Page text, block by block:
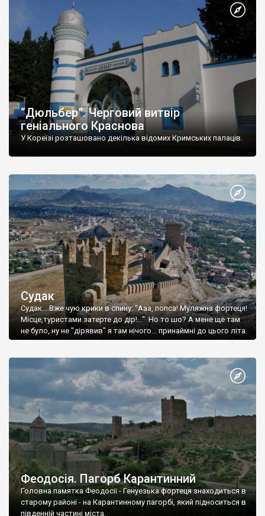
“Дюльбер”. Черговий витвір
геніального Краснова
У Кореїзі розташовано декілька відомих Кримських палаців.
Судак
Судак... Вже чую крики в спину: "Ааа, попса! Муляжна фортеця!
Місце,туристами затерте до дір!..." Но то шо? А мене ще там
не було, ну не "дірявив" я там нічого... принаймні до цього літа.
Феодосія. Пагорб Карантинний
Головна памятка Феодосії - Генуезька фортеця знаходиться в
старому районі - на Карантинному пагорбі, який підноситься в
південній частині міста.